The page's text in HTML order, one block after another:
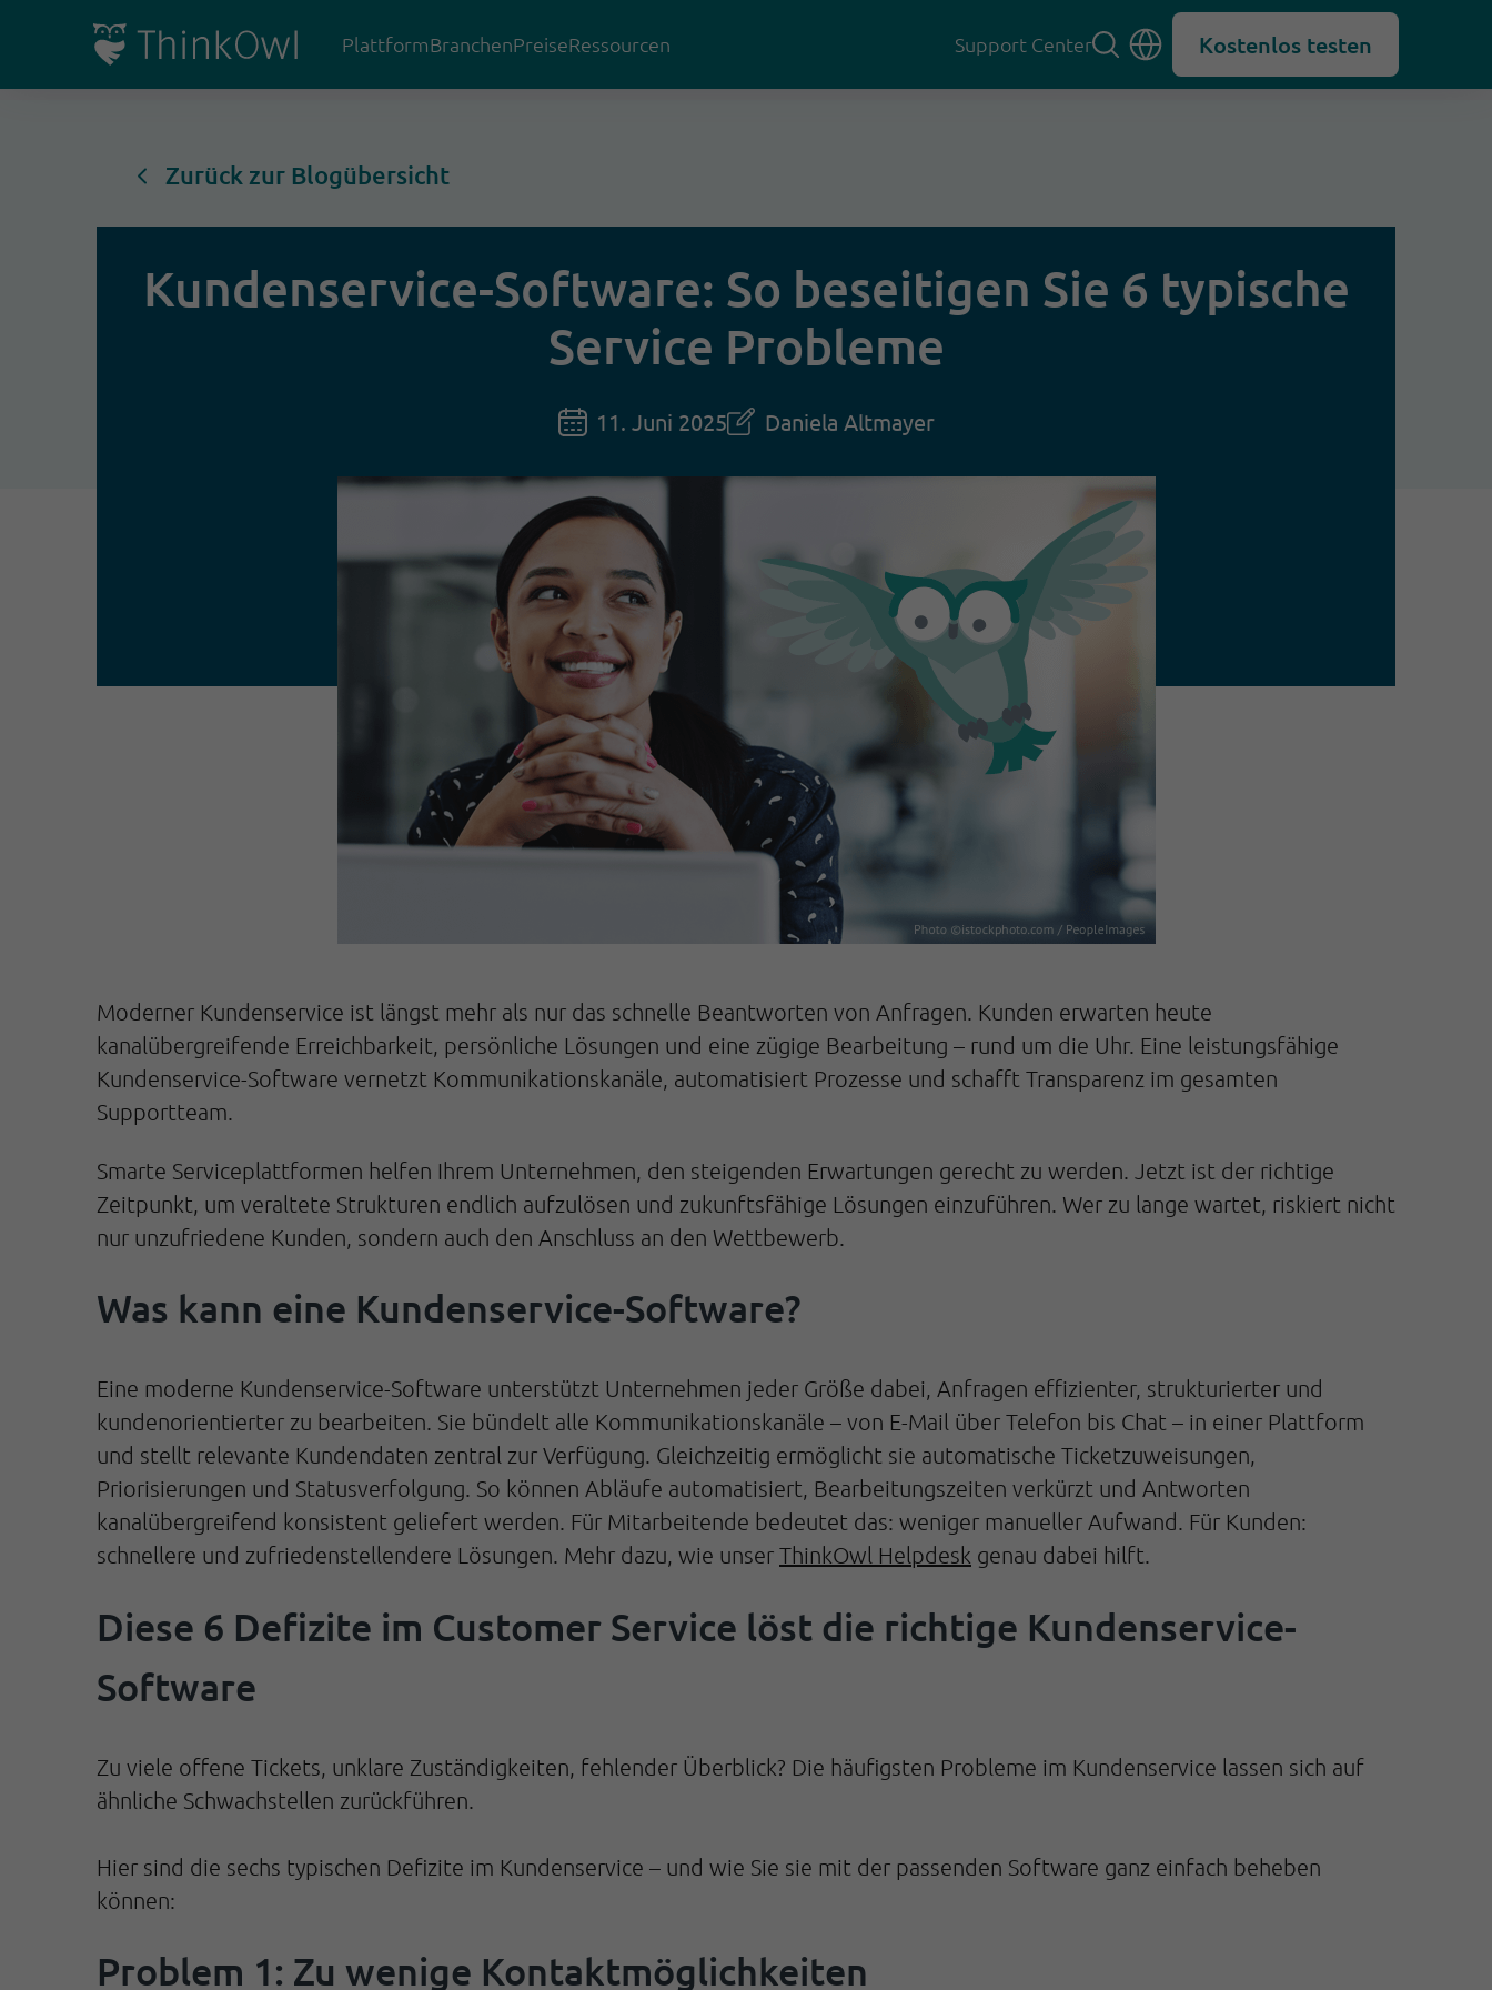
PlattformBranchenPreiseRessourcen Support Center Kostenlos testen
Zurück zur Blogübersicht
Kundenservice-Software: So beseitigen Sie 6 typische
Service Probleme
11. Juni 2025 Daniela Altmayer
Moderner Kundenservice ist längst mehr als nur das schnelle Beantworten von Anfragen. Kunden erwarten heute
kanalübergreifende Erreichbarkeit, persönliche Lösungen und eine zügige Bearbeitung – rund um die Uhr. Eine leistungsfähige
Kundenservice-Software vernetzt Kommunikationskanäle, automatisiert Prozesse und schafft Transparenz im gesamten
Supportteam.
Smarte Serviceplattformen helfen Ihrem Unternehmen, den steigenden Erwartungen gerecht zu werden. Jetzt ist der richtige
Zeitpunkt, um veraltete Strukturen endlich aufzulösen und zukunftsfähige Lösungen einzuführen. Wer zu lange wartet, riskiert nicht
nur unzufriedene Kunden, sondern auch den Anschluss an den Wettbewerb.
Was kann eine Kundenservice-Software?
Eine moderne Kundenservice-Software unterstützt Unternehmen jeder Größe dabei, Anfragen effizienter, strukturierter und
kundenorientierter zu bearbeiten. Sie bündelt alle Kommunikationskanäle – von E-Mail über Telefon bis Chat – in einer Plattform
und stellt relevante Kundendaten zentral zur Verfügung. Gleichzeitig ermöglicht sie automatische Ticketzuweisungen,
Priorisierungen und Statusverfolgung. So können Abläufe automatisiert, Bearbeitungszeiten verkürzt und Antworten
kanalübergreifend konsistent geliefert werden. Für Mitarbeitende bedeutet das: weniger manueller Aufwand. Für Kunden:
schnellere und zufriedenstellendere Lösungen. Mehr dazu, wie unser ThinkOwl Helpdesk genau dabei hilft.
Diese 6 Defizite im Customer Service löst die richtige Kundenservice-
Software
Zu viele offene Tickets, unklare Zuständigkeiten, fehlender Überblick? Die häufigsten Probleme im Kundenservice lassen sich auf
ähnliche Schwachstellen zurückführen.
Hier sind die sechs typischen Defizite im Kundenservice – und wie Sie sie mit der passenden Software ganz einfach beheben
können:
Problem 1: Zu wenige Kontaktmöglichkeiten